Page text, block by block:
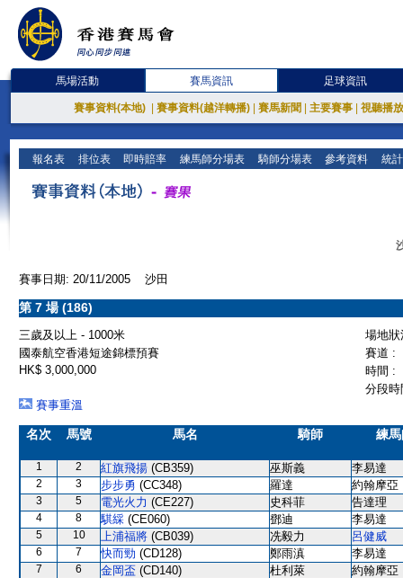
馬場活動 賽馬資訊 足球資訊
賽事資料(本地) 賽事資料(越洋轉播) 賽馬新聞 主要賽事 視聽播
報名表 排位表 即時賠率 練馬師分場表 騎師分場表 參考資料 統
賽事日期: 20/11/2005 沙田
第 7 場 (186)
三歲及以上 - 1000米
場地
國泰航空香港短途錦標預賽
賽道 :
HK$ 3,000,000
時間 :
分段
賽事重溫
名次 馬號 馬名 騎師 練
1 2 紅旗飛揚 (CB359) 巫斯義 李易達
2 3 步步勇 (CC348) 羅達 約翰摩亞
3 5 電光火力 (CE227) 史科菲 告達理
4 8 騏綵 (CE060) 鄧迪 李易達
5 10 上浦福將 (CB039) 冼毅力 呂健威
6 7 快而勁 (CD128) 鄭雨滇 李易達
7 6 金岡盃 (CD140) 杜利萊 約翰摩亞